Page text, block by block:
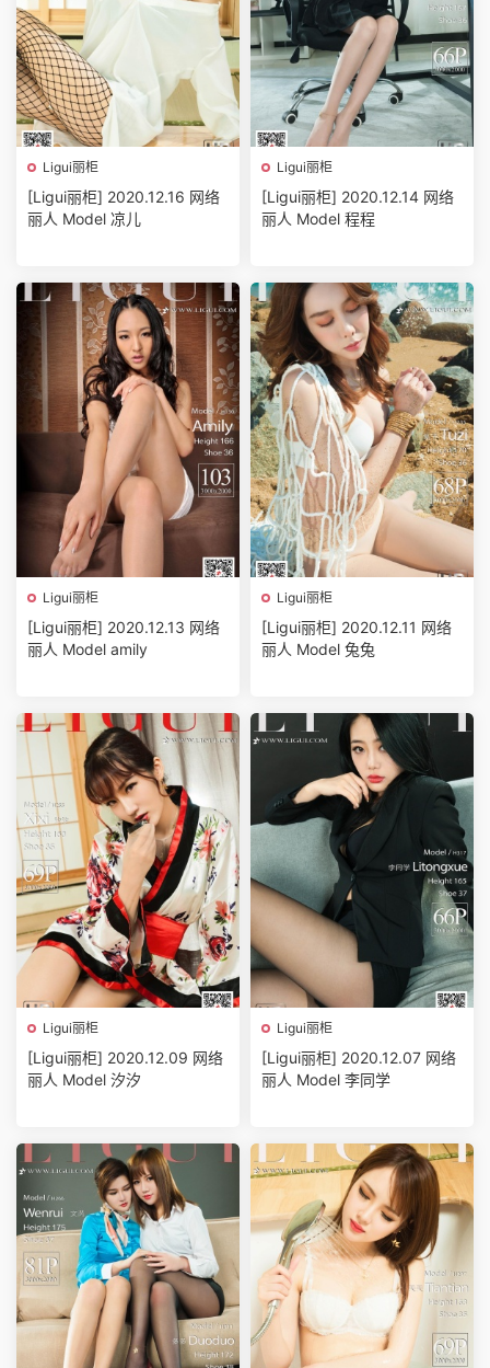
Ligui丽柜
[Ligui丽柜] 2020.12.16 网络
丽人 Model 凉儿
Ligui丽柜
[Ligui丽柜] 2020.12.14 网络
丽人 Model 程程
Ligui丽柜
[Ligui丽柜] 2020.12.13 网络
丽人 Model amily
Ligui丽柜
[Ligui丽柜] 2020.12.11 网络
丽人 Model 兔兔
Ligui丽柜
[Ligui丽柜] 2020.12.09 网络
丽人 Model 汐汐
Ligui丽柜
[Ligui丽柜] 2020.12.07 网络
丽人 Model 李同学